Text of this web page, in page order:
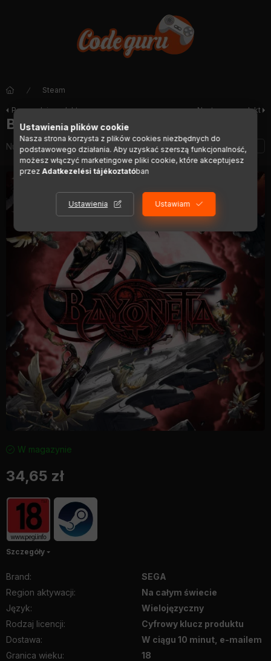
Steam
Poprzedni produkt Następny produkt
Bayonetta
Numer artykułu:DIGI01023
W magazynie
34,65 zł
Szczegóły
Brand:
SEGA
Region aktywacji:
Na całym świecie
Język:
Wielojęzyczny
Rodzaj licencji:
Cyfrowy klucz produktu
Dostawa:
W ciągu 10 minut, e-mailem
Granica wieku:
18
Ustawienia plików cookie
Nasza strona korzysta z plików cookies niezbędnych do
podstawowego działania. Aby uzyskać szerszą funkcjonalność,
możesz włączyć marketingowe pliki cookie, które akceptujesz
przezAdatkezelési tájékoztatóban
Ustawienia Ustawiam